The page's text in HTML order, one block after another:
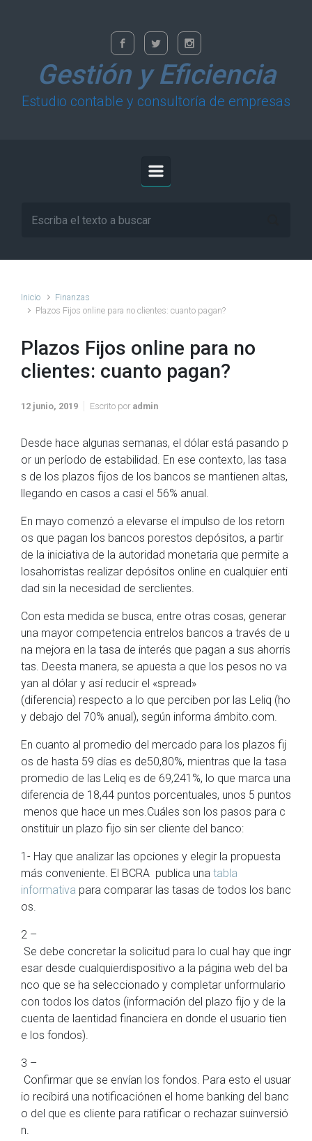
Gestión y Eficiencia
Estudio contable y consultoría de empresas
Inicio
Finanzas
Plazos Fijos online para no clientes: cuanto pagan?
Plazos Fijos online para no
clientes: cuanto pagan?
12 junio, 2019 Escrito por admin
Desde hace algunas semanas, el dólar está pasando p
or un período de estabilidad. En ese contexto, las tasa
s de los plazos fijos de los bancos se mantienen altas,
llegando en casos a casi el 56% anual.
En mayo comenzó a elevarse el impulso de los retorn
os que pagan los bancos porestos depósitos, a partir
de la iniciativa de la autoridad monetaria que permite a
losahorristas realizar depósitos online en cualquier enti
dad sin la necesidad de serclientes.
Con esta medida se busca, entre otras cosas, generar
una mayor competencia entrelos bancos a través de u
na mejora en la tasa de interés que pagan a sus ahorris
tas. Deesta manera, se apuesta a que los pesos no va
yan al dólar y así reducir el «spread»
(diferencia) respecto a lo que perciben por las Leliq (ho
y debajo del 70% anual), según informa ámbito.com.
En cuanto al promedio del mercado para los plazos fij
os de hasta 59 días es de50,80%, mientras que la tasa
promedio de las Leliq es de 69,241%, lo que marca una
diferencia de 18,44 puntos porcentuales, unos 5 puntos
menos que hace un mes.Cuáles son los pasos para c
onstituir un plazo fijo sin ser cliente del banco:
1- Hay que analizar las opciones y elegir la propuesta
más conveniente. El BCRA publica una tabla
informativa para comparar las tasas de todos los banc
os.
2 –
Se debe concretar la solicitud para lo cual hay que ingr
esar desde cualquierdispositivo a la página web del ba
nco que se ha seleccionado y completar unformulario
con todos los datos (información del plazo fijo y de la
cuenta de laentidad financiera en donde el usuario tien
e los fondos).
3 –
Confirmar que se envían los fondos. Para esto el usuar
io recibirá una notificaciónen el home banking del banc
o del que es cliente para ratificar o rechazar suinversió
n.